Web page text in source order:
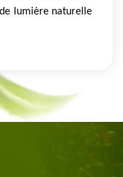
lumière naturelle